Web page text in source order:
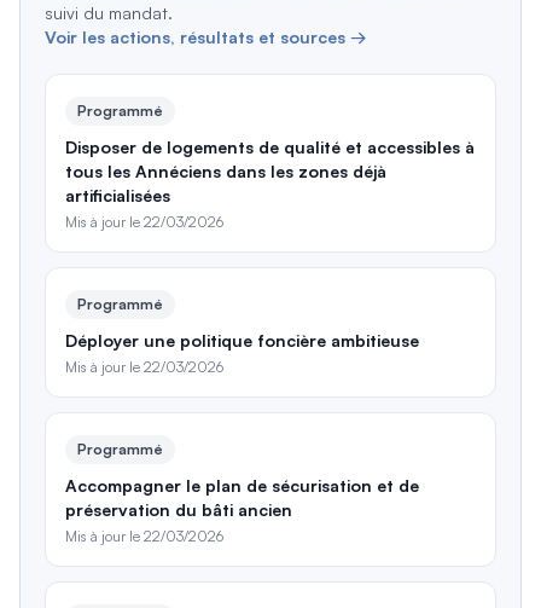
suivi du mandat.
Voir les actions, résultats et sources →
Programmé
Disposer de logements de qualité et accessibles à
tous les Annéciens dans les zones déjà
artificialisées
Mis à jour le 22/03/2026
Programmé
Déployer une politique foncière ambitieuse
Mis à jour le 22/03/2026
Programmé
Accompagner le plan de sécurisation et de
préservation du bâti ancien
Mis à jour le 22/03/2026